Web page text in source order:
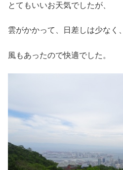
とてもいいお天気でしたが、
雲がかかって、日差しは少なく、
風もあったので快適でした。